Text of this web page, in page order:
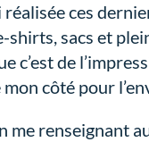
réalisée ces
sacs et
c’est de
côté pour
me renseignant